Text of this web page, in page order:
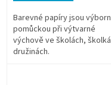
Barevné papíry jsou
pomůckou při výtvarné
výchově ve školách,
družinách.